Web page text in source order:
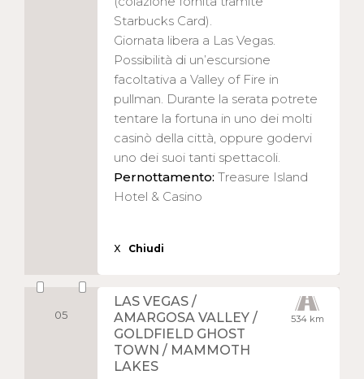
Starbucks Card).
Giornata libera a Las Vegas.
Possibilità di un’escursione
facoltativa a Valley of Fire in
pullman. Durante la serata potrete
tentare la fortuna in uno dei molti
casinò della città, oppure godervi
uno dei suoi tanti spettacoli.
Pernottamento: Treasure Island
Hotel & Casino
X Chiudi
05 534 km
LAS VEGAS /
AMARGOSA VALLEY /
GOLDFIELD GHOST
TOWN / MAMMOTH
LAKES